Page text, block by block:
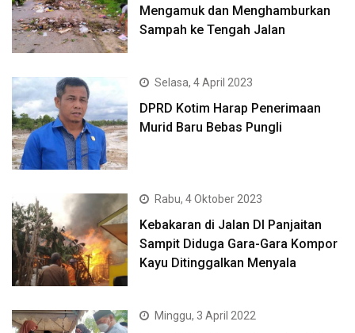
Mengamuk dan Menghamburkan
Sampah ke Tengah Jalan
Selasa, 4 April 2023
DPRD Kotim Harap Penerimaan
Murid Baru Bebas Pungli
Rabu, 4 Oktober 2023
Kebakaran di Jalan DI Panjaitan
Sampit Diduga Gara-Gara Kompor
Kayu Ditinggalkan Menyala
Minggu, 3 April 2022